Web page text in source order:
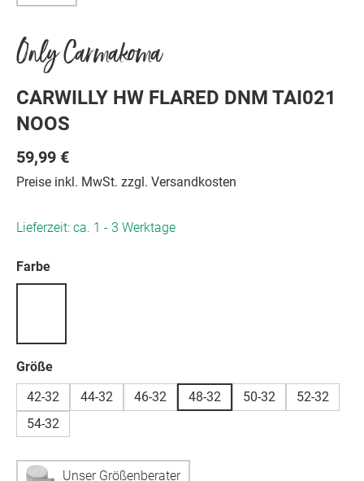
Only Carmakoma
CARWILLY HW FLARED DNM TAI021
NOOS
59,99 €
Preise inkl. MwSt. zzgl. Versandkosten
Lieferzeit: ca. 1 - 3 Werktage
Farbeauswählen
Größeauswählen
42-32
44-32 46-32 48-32 50-32
52-32
54-32
Unser Größenberater